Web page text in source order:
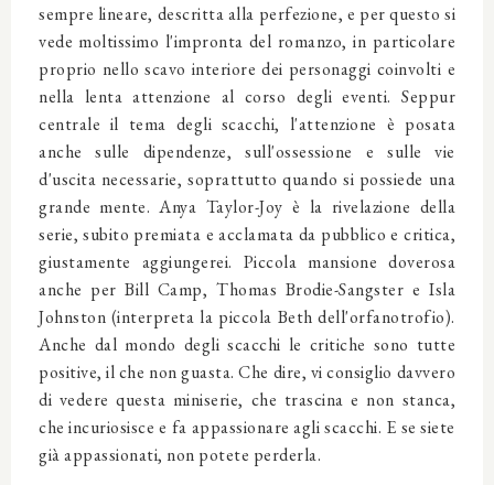
sempre lineare, descritta alla perfezione, e per questo si
vede moltissimo l'impronta del romanzo, in particolare
proprio nello scavo interiore dei personaggi coinvolti e
nella lenta attenzione al corso degli eventi. Seppur
centrale il tema degli scacchi, l'attenzione è posata
anche sulle dipendenze, sull'ossessione e sulle vie
d'uscita necessarie, soprattutto quando si possiede una
grande mente. Anya Taylor-Joy è la rivelazione della
serie, subito premiata e acclamata da pubblico e critica,
giustamente aggiungerei. Piccola mansione doverosa
anche per Bill Camp, Thomas Brodie-Sangster e Isla
Johnston (interpreta la piccola Beth dell'orfanotrofio).
Anche dal mondo degli scacchi le critiche sono tutte
positive, il che non guasta. Che dire, vi consiglio davvero
di vedere questa miniserie, che trascina e non stanca,
che incuriosisce e fa appassionare agli scacchi. E se siete
già appassionati, non potete perderla.